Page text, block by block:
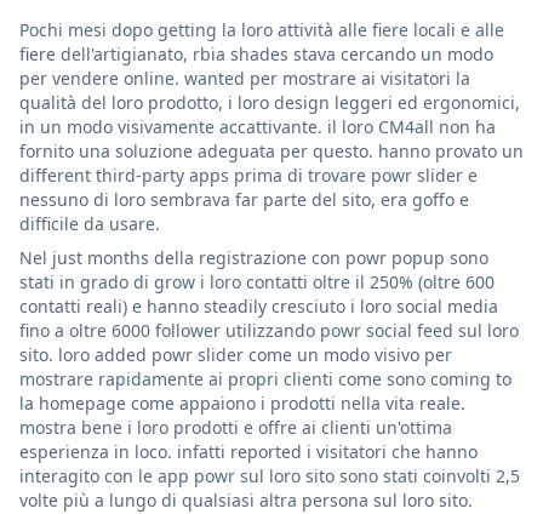
Pochi mesi dopo getting la loro attività alle fiere locali e alle
fiere dell'artigianato, rbia shades stava cercando un modo
per vendere online. wanted per mostrare ai visitatori la
qualità del loro prodotto, i loro design leggeri ed ergonomici,
in un modo visivamente accattivante. il loro CM4all non ha
fornito una soluzione adeguata per questo. hanno provato un
different third-party apps prima di trovare powr slider e
nessuno di loro sembrava far parte del sito, era goffo e
difficile da usare.
Nel just months della registrazione con powr popup sono
stati in grado di grow i loro contatti oltre il 250% (oltre 600
contatti reali) e hanno steadily cresciuto i loro social media
fino a oltre 6000 follower utilizzando powr social feed sul loro
sito. loro added powr slider come un modo visivo per
mostrare rapidamente ai propri clienti come sono coming to
la homepage come appaiono i prodotti nella vita reale.
mostra bene i loro prodotti e offre ai clienti un'ottima
esperienza in loco. infatti reported i visitatori che hanno
interagito con le app powr sul loro sito sono stati coinvolti 2,5
volte più a lungo di qualsiasi altra persona sul loro sito.